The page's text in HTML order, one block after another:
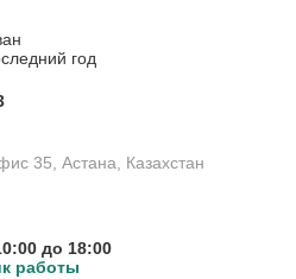
год
35, Астана, Казахстан
до 18:00
работы